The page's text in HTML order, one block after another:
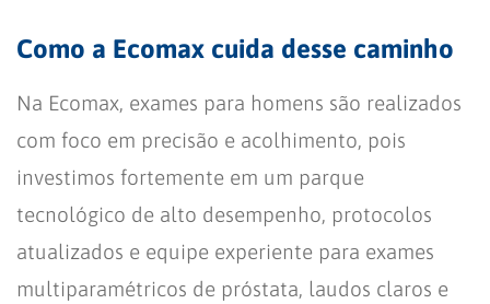
Como a Ecomax cuida desse caminho
Na Ecomax, exames para homens são realizados
com foco em precisão e acolhimento, pois
investimos fortemente em um parque
tecnológico de alto desempenho, protocolos
atualizados e equipe experiente para exames
multiparamétricos de próstata, laudos claros e